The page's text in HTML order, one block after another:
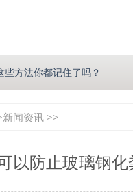
方法你都记住了吗？
传统玻璃钢化粪池的这几点原
新闻资讯 >>
以防止玻璃钢